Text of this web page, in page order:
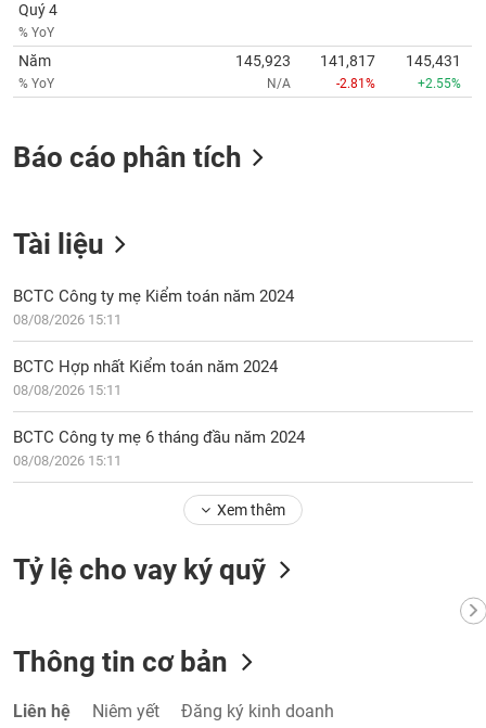
Quý 4
% YoY
Năm
% YoY
145,923
N/A
141,817
-2.81%
145,431
+2.55%
Báo cáo phân tích
Tài liệu
BCTC Công ty mẹ Kiểm toán năm 2024
08/08/2026 15:11
BCTC Hợp nhất Kiểm toán năm 2024
08/08/2026 15:11
BCTC Công ty mẹ 6 tháng đầu năm 2024
08/08/2026 15:11
Xem thêm
Tỷ lệ cho vay ký quỹ
Thông tin cơ bản
Liên hệ Niêm yết Đăng ký kinh doanh